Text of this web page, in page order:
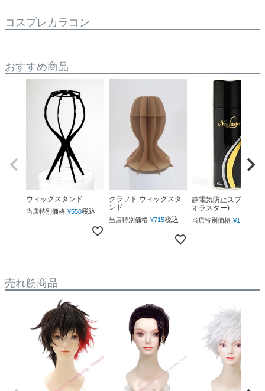
コスプレカラコン
おすすめ商品
ウィッグスタンド
当店特別価格 ¥550税込
クラフト ウィッグスタ
ンド
当店特別価格 ¥715税込
静電気防止スプレー(ネ
オラスター)
当店特別価格 ¥1,760
売れ筋商品